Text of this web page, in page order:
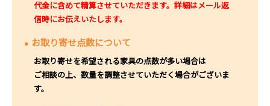
代金に含めて精算させていただきます。詳細はメール返
信時にお伝えいたします。
お取り寄せ点数について
お取り寄せを希望される家具の点数が多い場合は
ご相談の上、数量を調整させていただく場合がございま
す。